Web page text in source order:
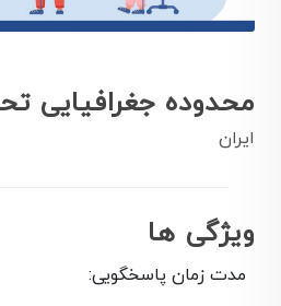
محدوده
ایران
ویژگی ها
مدت زمان پاسخگویی: